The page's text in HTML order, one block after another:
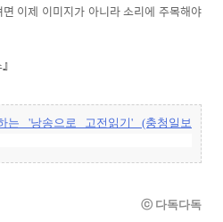
이제 이미지가 아니라 소리에 주목해야
'낭송으로 고전읽기' (충청일보
ⓒ 다독다독